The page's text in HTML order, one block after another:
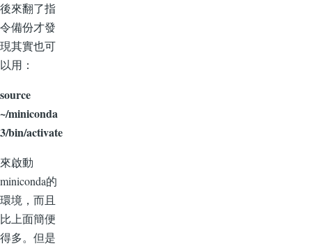
後來翻了指
令備份才發
現其實也可
以用：
source
~/miniconda
3/bin/activate
來啟動
miniconda的
環境，而且
比上面簡便
得多。但是